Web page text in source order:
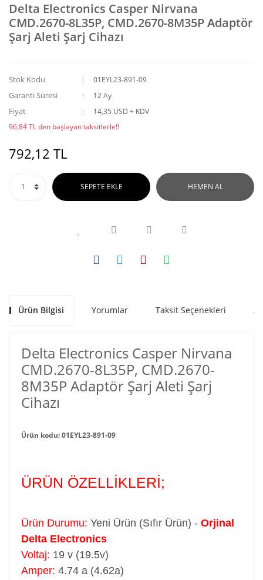
Delta Electronics Casper Nirvana
CMD.2670-8L35P, CMD.2670-8M35P Adaptör
Şarj Aleti Şarj Cihazı
Stok Kodu 01EYL23-891-09
Garanti Süresi 12 Ay
Fiyat
14,35 USD + KDV
96,84 TL den başlayan taksitlerle!!
792,12 TL
SEPETE EKLE HEMEN AL
Ürün Bilgisi Yorumlar Taksit Seçenekleri
Delta Electronics Casper Nirvana
CMD.2670-8L35P, CMD.2670-
8M35P Adaptör Şarj Aleti Şarj
Cihazı
Ürün kodu: 01EYL23-891-09
ÜRÜN ÖZELLİKLERİ;
Ürün Durumu: Yeni Ürün (Sıfır Ürün) - Orjinal
Delta Electronics
Voltaj: 19 v (19.5v)
Amper: 4.74 a (4.62a)